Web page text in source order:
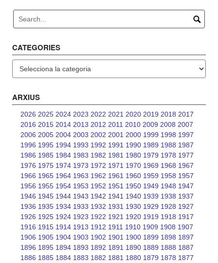
CATEGORIES
ARXIUS
2026 2025 2024 2023 2022 2021 2020 2019 2018 2017
2016 2015 2014 2013 2012 2011 2010 2009 2008 2007
2006 2005 2004 2003 2002 2001 2000 1999 1998 1997
1996 1995 1994 1993 1992 1991 1990 1989 1988 1987
1986 1985 1984 1983 1982 1981 1980 1979 1978 1977
1976 1975 1974 1973 1972 1971 1970 1969 1968 1967
1966 1965 1964 1963 1962 1961 1960 1959 1958 1957
1956 1955 1954 1953 1952 1951 1950 1949 1948 1947
1946 1945 1944 1943 1942 1941 1940 1939 1938 1937
1936 1935 1934 1933 1932 1931 1930 1929 1928 1927
1926 1925 1924 1923 1922 1921 1920 1919 1918 1917
1916 1915 1914 1913 1912 1911 1910 1909 1908 1907
1906 1905 1904 1903 1902 1901 1900 1899 1898 1897
1896 1895 1894 1893 1892 1891 1890 1889 1888 1887
1886 1885 1884 1883 1882 1881 1880 1879 1878 1877